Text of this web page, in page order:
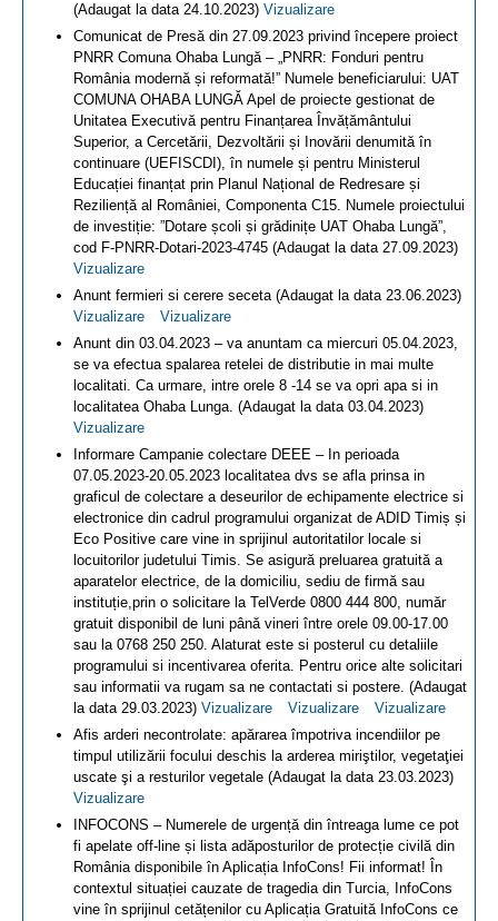
(Adaugat la data 24.10.2023) Vizualizare
Comunicat de Presă din 27.09.2023 privind începere proiect
PNRR Comuna Ohaba Lungă – „PNRR: Fonduri pentru
România modernă și reformată!” Numele beneficiarului: UAT
COMUNA OHABA LUNGĂ Apel de proiecte gestionat de
Unitatea Executivă pentru Finanțarea Învățământului
Superior, a Cercetării, Dezvoltării și Inovării denumită în
continuare (UEFISCDI), în numele și pentru Ministerul
Educației finanțat prin Planul Național de Redresare și
Reziliență al României, Componenta C15. Numele proiectului
de investiție: ”Dotare școli și grădinițe UAT Ohaba Lungă”,
cod F-PNRR-Dotari-2023-4745 (Adaugat la data 27.09.2023)
Vizualizare
Anunt fermieri si cerere seceta (Adaugat la data 23.06.2023)
Vizualizare
Vizualizare
Anunt din 03.04.2023 – va anuntam ca miercuri 05.04.2023,
se va efectua spalarea retelei de distributie in mai multe
localitati. Ca urmare, intre orele 8 -14 se va opri apa si in
localitatea Ohaba Lunga. (Adaugat la data 03.04.2023)
Vizualizare
Informare Campanie colectare DEEE – In perioada
07.05.2023-20.05.2023 localitatea dvs se afla prinsa in
graficul de colectare a deseurilor de echipamente electrice si
electronice din cadrul programului organizat de ADID Timiș și
Eco Positive care vine in sprijinul autoritatilor locale si
locuitorilor judetului Timis. Se asigură preluarea gratuită a
aparatelor electrice, de la domiciliu, sediu de firmă sau
instituție,prin o solicitare la TelVerde 0800 444 800, număr
gratuit disponibil de luni până vineri între orele 09.00-17.00
sau la 0768 250 250. Alaturat este si posterul cu detaliile
programului si incentivarea oferita. Pentru orice alte solicitari
sau informatii va rugam sa ne contactati si postere. (Adaugat
la data 29.03.2023) Vizualizare Vizualizare
Vizualizare
Afis arderi necontrolate: apărarea împotriva incendiilor pe
timpul utilizării focului deschis la arderea miriştilor, vegetaţiei
uscate şi a resturilor vegetale (Adaugat la data 23.03.2023)
Vizualizare
INFOCONS – Numerele de urgență din întreaga lume ce pot
fi apelate off-line și lista adăposturilor de protecție civilă din
România disponibile în Aplicația InfoCons! Fii informat! În
contextul situației cauzate de tragedia din Turcia, InfoCons
vine în sprijinul cetățenilor cu Aplicația Gratuită InfoCons ce